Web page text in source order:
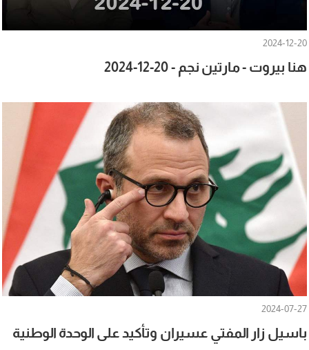
2024-12-20
هنا بيروت - مارتين نجم - 20-12-2024
2024-07-27
باسيل زار المفتي عسيران وتأكيد على الوحدة الوطنية